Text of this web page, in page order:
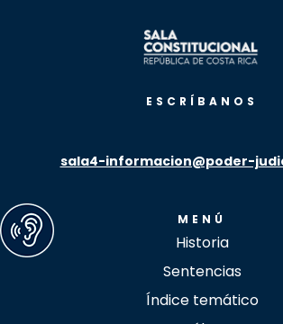
ESCRÍBANOS
sala4-informacion@poder-
MENÚ
Historia
Sentencias
Índice temático